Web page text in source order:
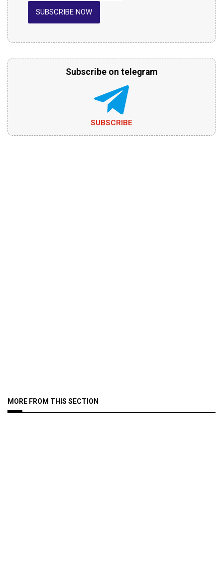
SUBSCRIBE NOW
Subscribe on telegram
SUBSCRIBE
MORE FROM THIS SECTION